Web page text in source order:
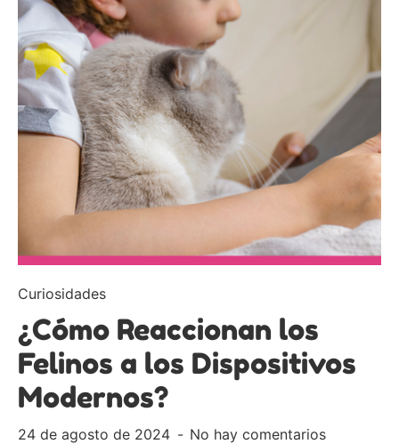
Curiosidades
¿Cómo Reaccionan los
Felinos a los Dispositivos
Modernos?
24 de agosto de 2024 No hay comentarios